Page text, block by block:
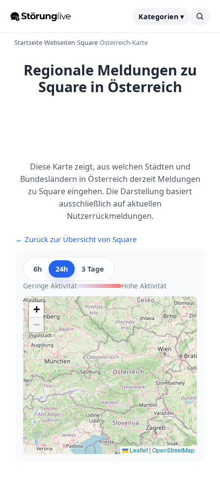
Kategorien ▾
Startseite›Webseiten›Square›Österreich-Karte
Regionale Meldungen zu
Square in Österreich
Diese Karte zeigt, aus welchen Städten und
Bundesländern in Österreich derzeit Meldungen
zu Square eingehen. Die Darstellung basiert
ausschließlich auf aktuellen
Nutzerrückmeldungen.
← Zurück zur Übersicht von Square
6h 24h
3 Tage
Geringe Aktivität
Hohe Aktivität
+
−
Leaflet| OpenStreetMap